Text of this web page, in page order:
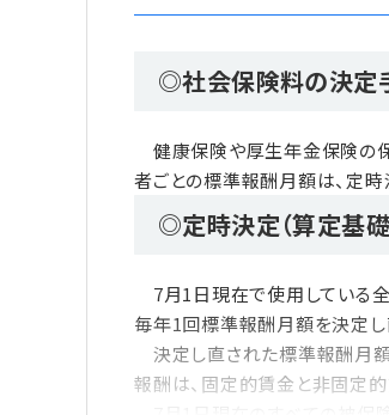
◎社会保険料の決定
健康保険や厚生年金保険の
者ごとの標準報酬月額は、定時
◎定時決定（算定基礎
7月1日現在で使用している全
毎年1回標準報酬月額を決定し
決定し直された標準報酬月額
報酬は、固定的賃金と非固定的